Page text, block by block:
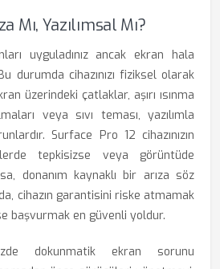
Mı, Yazılımsal Mı?
uyguladınız ancak ekran hala
durumda cihazınızı fiziksel olarak
üzerindeki çatlaklar, aşırı ısınma
veya sıvı teması, yazılımla
Surface Pro 12 cihazınızın
tepkisizse veya görüntüde
donanım kaynaklı bir arıza söz
cihazın garantisini riske atmamak
başvurmak en güvenli yoldur.
dokunmatik ekran sorunu